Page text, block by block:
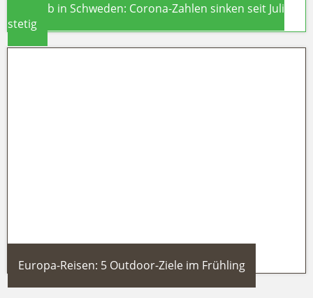
Urlaub in Schweden: Corona-Zahlen sinken seit Juli
stetig
Europa-Reisen: 5 Outdoor-Ziele im Frühling